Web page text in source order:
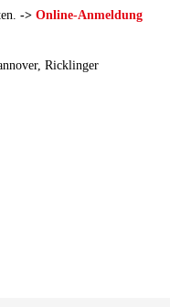
-> Online-Anmeldung
Ricklinger